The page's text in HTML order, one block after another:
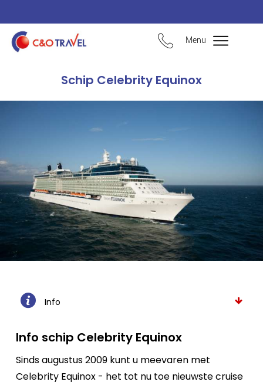
Menu
Schip Celebrity Equinox
Info
Info schip Celebrity Equinox
Sinds augustus 2009 kunt u meevaren met
Celebrity Equinox - het tot nu toe nieuwste cruise